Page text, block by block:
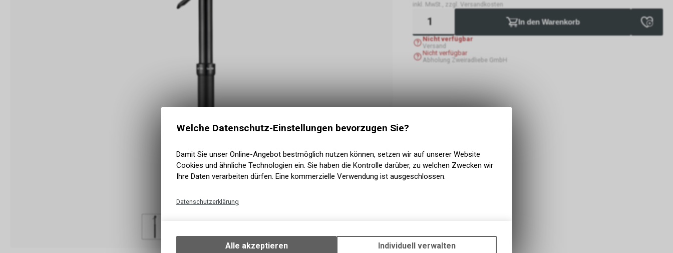
inkl. MwSt., zzgl. Versandkosten
In den Warenkorb
Nicht verfügbar
Versand
Nicht verfügbar
Abholung Zweiradliebe GmbH
Welche Datenschutz-Einstellungen bevorzugen Sie?
Damit Sie unser Online-Angebot bestmöglich nutzen können, setzen wir auf unserer Website
Cookies und ähnliche Technologien ein. Sie haben die Kontrolle darüber, zu welchen Zwecken wir
Ihre Daten verarbeiten dürfen. Eine kommerzielle Verwendung ist ausgeschlossen.
Datenschutzerklärung
Ihrem Gerät, um die grundlegenden Funktionen unseres Online-Angebots, wie die
Alle akzeptieren Individuell verwalten